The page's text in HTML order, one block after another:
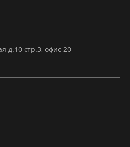
д.10 стр.3, офис 20